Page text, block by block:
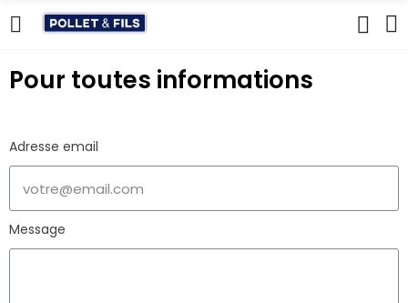
Pour toutes informations
Adresse email
Message